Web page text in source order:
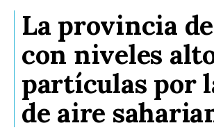
La provincia
con niveles
partículas por
de aire